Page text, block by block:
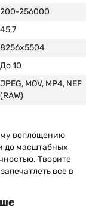
200-256000
45,7
8256x5504
До 10
JPEG, MOV, MP4, NEF
(RAW)
воплощению
до масштабных
Творите
все в